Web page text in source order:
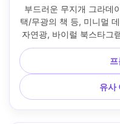
부드러운 무지개 그라데
택/무광의 책 등, 미니멀
자연광, 바이럴 북스타그
A7IV 50mm f/2.0 촬영,
사실적인 질감과
유사